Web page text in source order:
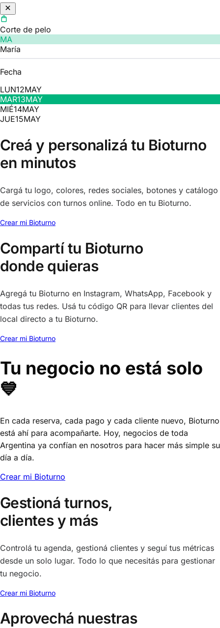
Corte de pelo
MA
María
Fecha
LUN12MAY
MAR13MAY
MIÉ14MAY
JUE15MAY
Creá y personalizá tu Bioturno
en minutos
Cargá tu logo, colores, redes sociales, botones y catálogo
de servicios con turnos online. Todo en tu Bioturno.
Crear mi Bioturno
Compartí tu Bioturno
donde quieras
Agregá tu Bioturno en Instagram, WhatsApp, Facebook y
todas tus redes. Usá tu código QR para llevar clientes del
local directo a tu Bioturno.
Crear mi Bioturno
Tu negocio no está solo
💙
En cada reserva, cada pago y cada cliente nuevo, Bioturno
está ahí para acompañarte. Hoy, negocios de toda
Argentina ya confían en nosotros para hacer más simple su
día a día.
Crear mi Bioturno
Gestioná turnos,
clientes y más
Controlá tu agenda, gestioná clientes y seguí tus métricas
desde un solo lugar. Todo lo que necesitás para gestionar
tu negocio.
Crear mi Bioturno
Aprovechá nuestras